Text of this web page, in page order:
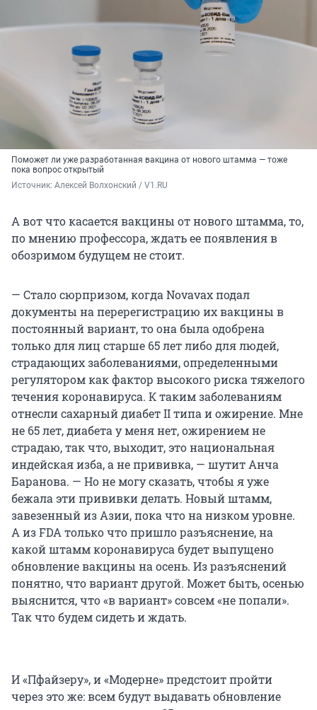
Поможет ли уже разработанная вакцина от нового штамма — тоже
пока вопрос открытый
Источник: Алексей Волхонский / V1.RU
А вот что касается вакцины от нового штамма, то,
по мнению профессора, ждать ее появления в
обозримом будущем не стоит.
— Стало сюрпризом, когда Novavax подал
документы на перерегистрацию их вакцины в
постоянный вариант, то она была одобрена
только для лиц старше 65 лет либо для людей,
страдающих заболеваниями, определенными
регулятором как фактор высокого риска тяжелого
течения коронавируса. К таким заболеваниям
отнесли сахарный диабетII типаи ожирение. Мне
не 65 лет, диабета у меня нет, ожирением не
страдаю, так что, выходит, это национальная
индейская изба, а не прививка, — шутит Анча
Баранова. — Но не могу сказать, чтобы я уже
бежала эти прививки делать. Новый штамм,
завезенный из Азии, пока что на низком уровне.
А из FDA только что пришло разъяснение, на
какой штамм коронавируса будет выпущено
обновление вакцины на осень. Из разъяснений
понятно, что вариант другой. Может быть, осенью
выяснится, что «в вариант» совсем «не попали».
Так что будем сидеть и ждать.
И «Пфайзеру», и «Модерне» предстоит пройти
через это же: всем будут выдавать обновление